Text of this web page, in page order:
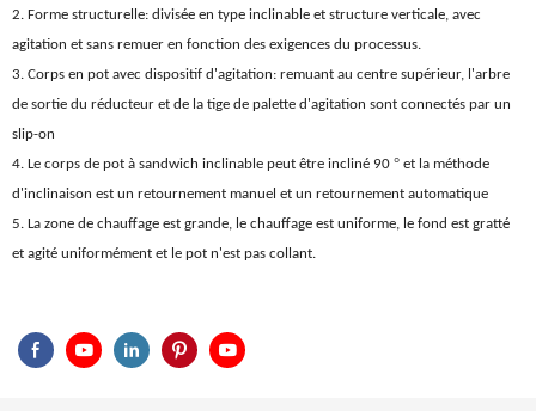
2. Forme structurelle: divisée en type inclinable et structure verticale, avec
agitation et sans remuer en fonction des exigences du processus.
3. Corps en pot avec dispositif d'agitation: remuant au centre supérieur, l'arbre
de sortie du réducteur et de la tige de palette d'agitation sont connectés par un
slip-on
4. Le corps de pot à sandwich inclinable peut être incliné 90 ° et la méthode
d'inclinaison est un retournement manuel et un retournement automatique
5. La zone de chauffage est grande, le chauffage est uniforme, le fond est gratté
et agité uniformément et le pot n'est pas collant.